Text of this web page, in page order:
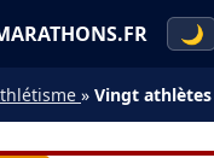
🌙
» Vingt